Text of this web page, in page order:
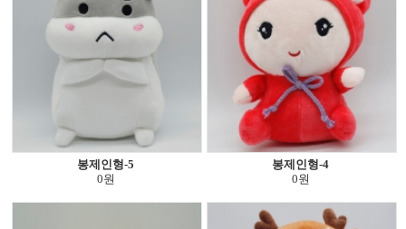
봉제인형-5
0원
봉제인형-4
0원